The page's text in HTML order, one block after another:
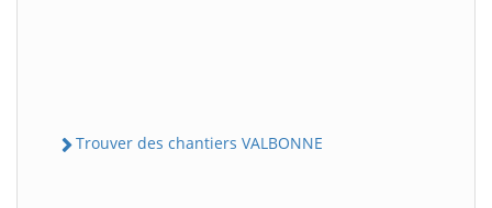
Trouver des chantiers VALBONNE